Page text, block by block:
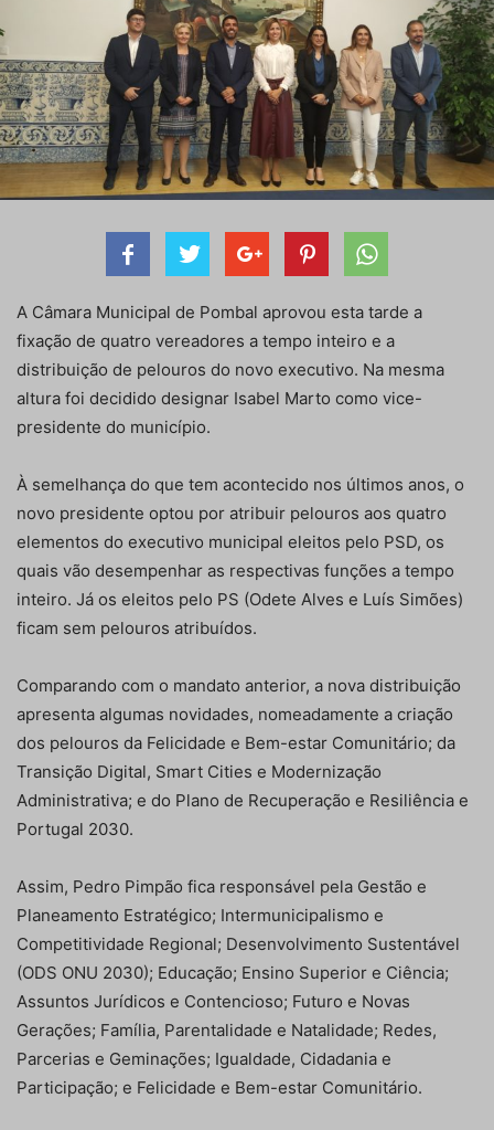
A Câmara Municipal de Pombal aprovou esta tarde a
fixação de quatro vereadores a tempo inteiro e a
distribuição de pelouros do novo executivo. Na mesma
altura foi decidido designar Isabel Marto como vice-
presidente do município.
À semelhança do que tem acontecido nos últimos anos, o
novo presidente optou por atribuir pelouros aos quatro
elementos do executivo municipal eleitos pelo PSD, os
quais vão desempenhar as respectivas funções a tempo
inteiro. Já os eleitos pelo PS (Odete Alves e Luís Simões)
ficam sem pelouros atribuídos.
Comparando com o mandato anterior, a nova distribuição
apresenta algumas novidades, nomeadamente a criação
dos pelouros da Felicidade e Bem-estar Comunitário; da
Transição Digital, Smart Cities e Modernização
Administrativa; e do Plano de Recuperação e Resiliência e
Portugal 2030.
Assim, Pedro Pimpão fica responsável pela Gestão e
Planeamento Estratégico; Intermunicipalismo e
Competitividade Regional; Desenvolvimento Sustentável
(ODS ONU 2030); Educação; Ensino Superior e Ciência;
Assuntos Jurídicos e Contencioso; Futuro e Novas
Gerações; Família, Parentalidade e Natalidade; Redes,
Parcerias e Geminações; Igualdade, Cidadania e
Participação; e Felicidade e Bem-estar Comunitário.